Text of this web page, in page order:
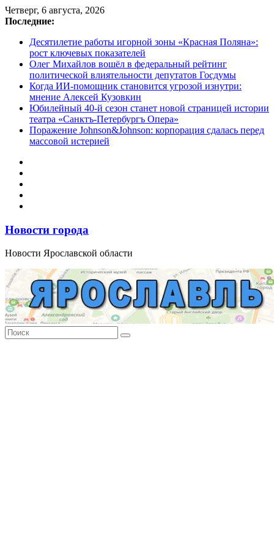
Перейти
к
Четверг, 6 августа, 2026
Последние:
Десятилетие работы игорной зоны «Красная Поляна»:
рост ключевых показателей
Олег Михайлов вошёл в федеральный рейтинг
политической влиятельности депутатов Госдумы
Когда ИИ-помощник становится угрозой изнутри:
мнение Алексей Кузовкин
Юбилейный 40-й сезон станет новой страницей истории
театра «Санктъ-Петербургъ Опера»
Поражение Johnson&Johnson: корпорация сдалась перед
массовой истерией
Новости города
Новости Ярославской области